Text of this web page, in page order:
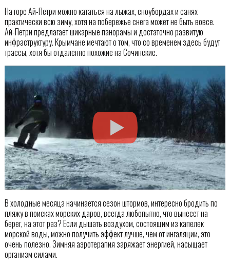
На горе Ай-Петри можно кататься на лыжах, сноубордах и санях
практически всю зиму, хотя на побережье снега может не быть вовсе.
Ай-Петри предлагает шикарные панорамы и достаточно развитую
инфраструктуру. Крымчане мечтают о том, что со временем здесь будут
трассы, хотя бы отдаленно похожие на Сочинские.
В холодные месяца начинается сезон штормов, интересно бродить по
пляжу в поисках морских даров, всегда любопытно, что вынесет на
берег, на этот раз? Если дышать воздухом, состоящим из капелек
морской воды, можно получить эффект лучше, чем от ингаляции, это
очень полезно. Зимняя аэротерапия заряжает энергией, насыщает
организм силами.